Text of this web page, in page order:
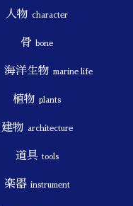
人物 character
骨 bone
海洋生物 marine life
植物 plants
建物 architecture
道具 tools
楽器 instrument